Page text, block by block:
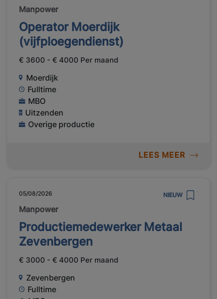
Manpower
Operator Moerdijk
(vijfploegendienst)
€ 3600 - € 4000 Per maand
Moerdijk
Fulltime
MBO
Uitzenden
Overige productie
LEES MEER
05/08/2026 NIEUW
Manpower
Productiemedewerker Metaal
Zevenbergen
€ 3000 - € 4000 Per maand
Zevenbergen
Fulltime